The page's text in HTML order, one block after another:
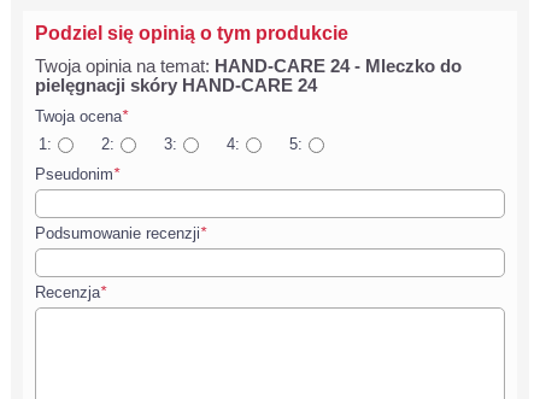
Podziel się opinią o tym produkcie
Twoja opinia na temat: HAND-CARE 24 - Mleczko do
pielęgnacji skóry HAND-CARE 24
Twoja ocena*
1:
2: 3: 4:
5:
Pseudonim*
Podsumowanie recenzji*
Recenzja*